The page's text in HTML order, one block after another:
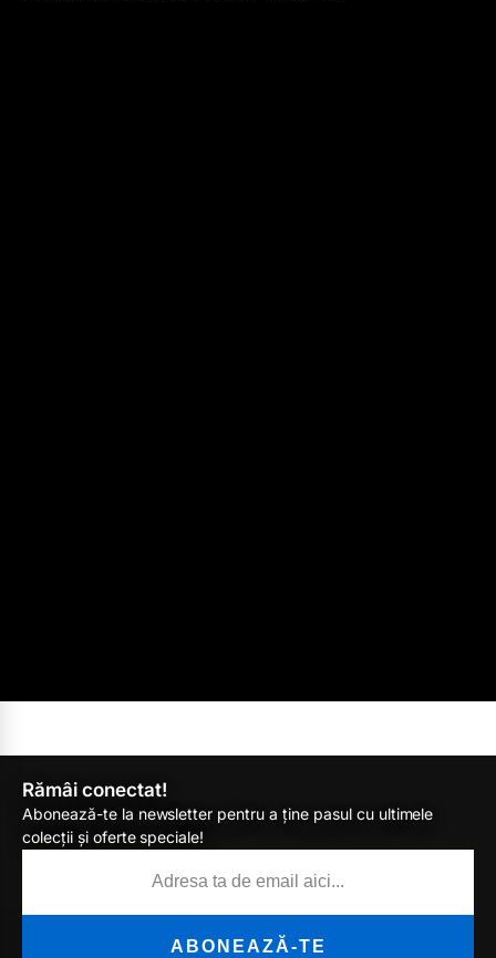
Rămâi conectat!
Abonează-te la newsletter pentru a ține pasul cu ultimele
colecții și oferte speciale!
ABONEAZĂ-TE